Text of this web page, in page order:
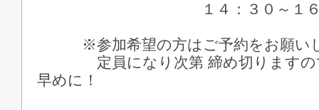
１４：３０～１６：
※参加希望の方はご予約をお願い
定員になり次第 締め切りますの
早めに！